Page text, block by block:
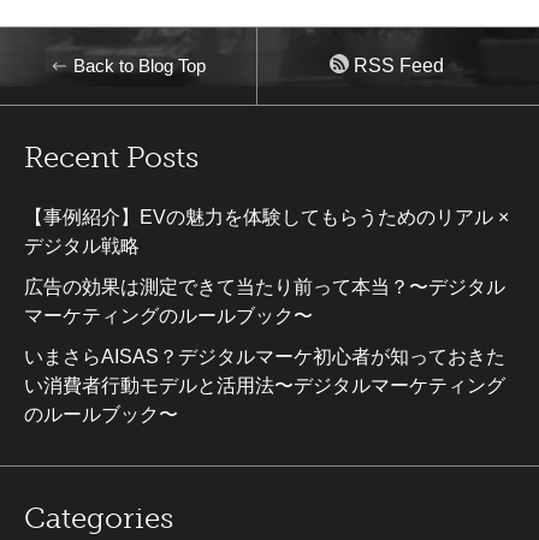
Back to Blog Top RSS Feed
Recent Posts
【事例紹介】EVの魅力を体験してもらうためのリアル ×
デジタル戦略
広告の効果は測定できて当たり前って本当？〜デジタル
マーケティングのルールブック〜
いまさらAISAS？デジタルマーケ初心者が知っておきた
い消費者行動モデルと活用法〜デジタルマーケティング
のルールブック〜
Categories